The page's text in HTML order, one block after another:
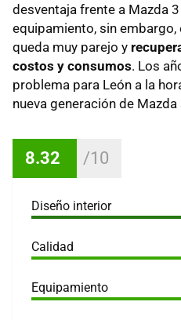
desventaja frente a Mazda
equipamiento, sin
queda muy parejo y
costos y consumos. Los
problema para León a la
nueva generación de Mazda
8.32
Diseño interior
Calidad
Equipamiento